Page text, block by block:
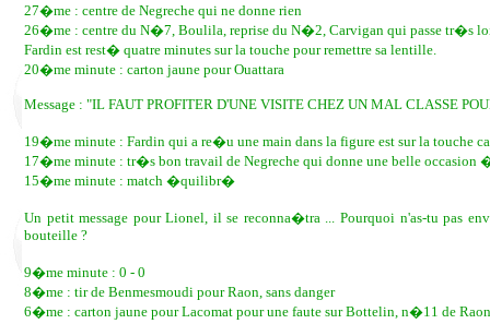
27�me : centre de Negreche qui ne donne rien
26�me : centre du N�7, Boulila, reprise du N�2, Carvigan qui passe tr�s
Fardin est rest� quatre minutes sur la touche pour remettre sa lentille.
20�me minute : carton jaune pour Ouattara
Message : "IL FAUT PROFITER D'UNE VISITE CHEZ UN MAL CLASSE
19�me minute : Fardin qui a re�u une main dans la figure est sur la touche
17�me minute : tr�s bon travail de Negreche qui donne une belle occasion
15�me minute : match �quilibr�
Un petit message pour Lionel, il se reconna�tra ... Pourquoi n'as-tu pas
bouteille ?
9�me minute : 0 - 0
8�me : tir de Benmesmoudi pour Raon, sans danger
6�me : carton jaune pour Lacomat pour une faute sur Bottelin, n�11 de Raon